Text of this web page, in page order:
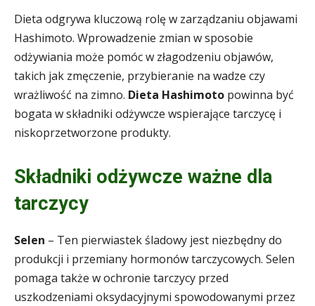
Dieta odgrywa kluczową rolę w zarządzaniu objawami
Hashimoto. Wprowadzenie zmian w sposobie
odżywiania może pomóc w złagodzeniu objawów,
takich jak zmęczenie, przybieranie na wadze czy
wrażliwość na zimno. Dieta Hashimoto powinna być
bogata w składniki odżywcze wspierające tarczycę i
niskoprzetworzone produkty.
Składniki odżywcze ważne dla
tarczycy
Selen – Ten pierwiastek śladowy jest niezbędny do
produkcji i przemiany hormonów tarczycowych. Selen
pomaga także w ochronie tarczycy przed
uszkodzeniami oksydacyjnymi spowodowanymi przez